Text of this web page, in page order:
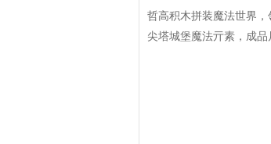
哲高积木拼装魔法世界
尖塔城堡魔法亓素，成